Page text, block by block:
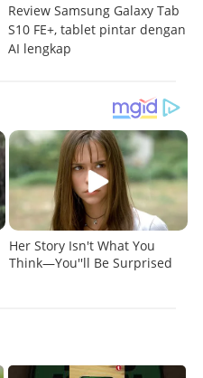
Review Samsung Galaxy Tab
S10 FE+, tablet pintar dengan
AI lengkap